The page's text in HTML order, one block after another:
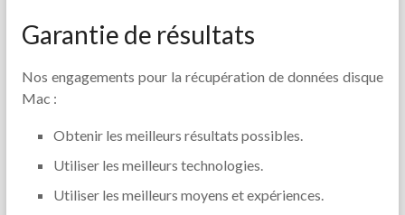
Garantie de résultats
Nos engagements pour la récupération de données disque
Mac :
Obtenir les meilleurs résultats possibles.
Utiliser les meilleurs technologies.
Utiliser les meilleurs moyens et expériences.